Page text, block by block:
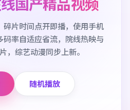
国产精品视频
碎片时间点开即播，使用手机
码率自适应省流，院线热映与
，综艺动漫同步上新。
随机播放